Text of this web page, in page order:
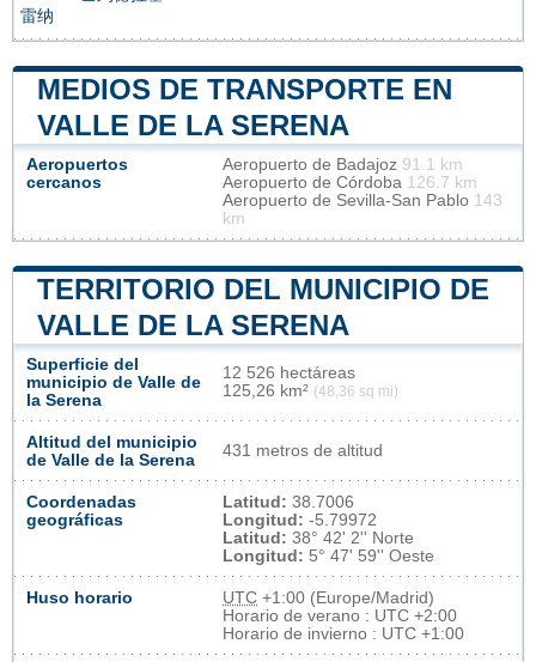
雷纳
MEDIOS DE TRANSPORTE EN
VALLE DE LA SERENA
Aeropuertos
cercanos
Aeropuerto de Badajoz 91.1 km
Aeropuerto de Córdoba 126.7 km
Aeropuerto de Sevilla-San Pablo 143
km
TERRITORIO DEL MUNICIPIO DE
VALLE DE LA SERENA
Superficie del
municipio de Valle de
la Serena
12 526 hectáreas
125,26 km² (48,36 sq mi)
Altitud del municipio
de Valle de la Serena
431 metros de altitud
Coordenadas
geográficas
Latitud: 38.7006
Longitud: -5.79972
Latitud: 38° 42' 2'' Norte
Longitud: 5° 47' 59'' Oeste
Huso horario UTC +1:00 (Europe/Madrid)
Horario de verano : UTC +2:00
Horario de invierno : UTC +1:00